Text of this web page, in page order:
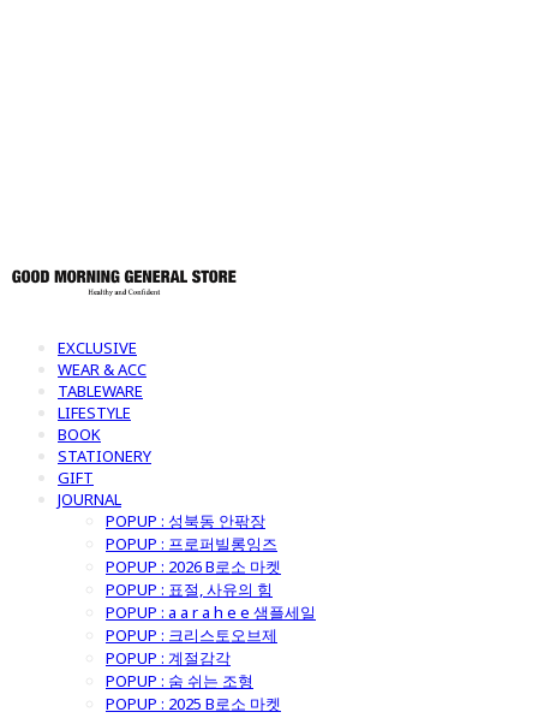
EXCLUSIVE
WEAR & ACC
TABLEWARE
LIFESTYLE
BOOK
STATIONERY
GIFT
JOURNAL
POPUP : 성북동 안팎장
POPUP : 프로퍼빌롱잉즈
POPUP : 2026 B로소 마켓
POPUP : 표절, 사유의 힘
POPUP : a a r a h e e 샘플세일
POPUP : 크리스토오브제
POPUP : 계절감각
POPUP : 숨 쉬는 조형
POPUP : 2025 B로소 마켓